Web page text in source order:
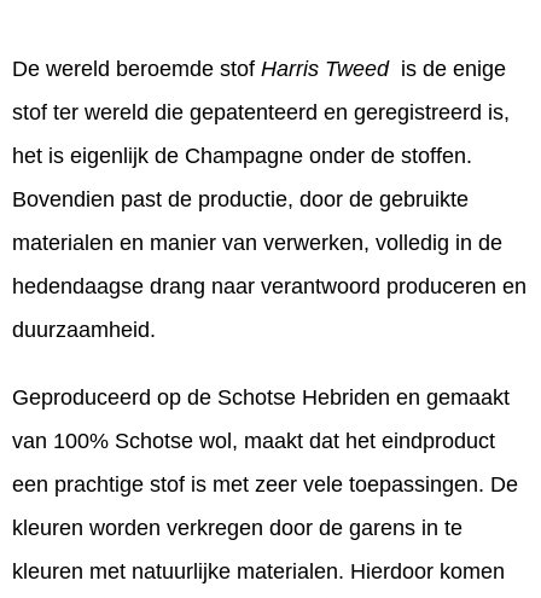
De wereld beroemde stof Harris Tweed is de enige
stof ter wereld die gepatenteerd en geregistreerd is,
het is eigenlijk de Champagne onder de stoffen.
Bovendien past de productie, door de gebruikte
materialen en manier van verwerken, volledig in de
hedendaagse drang naar verantwoord produceren en
duurzaamheid.
Geproduceerd op de Schotse Hebriden en gemaakt
van 100% Schotse wol, maakt dat het eindproduct
een prachtige stof is met zeer vele toepassingen. De
kleuren worden verkregen door de garens in te
kleuren met natuurlijke materialen. Hierdoor komen